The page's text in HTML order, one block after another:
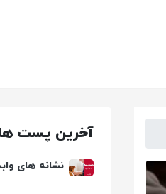
آخرین پست
نشانه های